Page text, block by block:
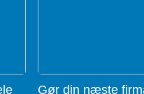
Gør din næste